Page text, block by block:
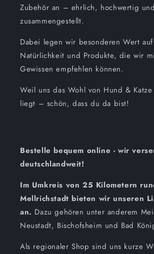
Zubehör an – ehrlich, hochwertig
zusammengestellt.
Dabei legen wir besonderen Wert
Natürlichkeit und Produkte, die wir
Gewissen empfehlen können.
Weil uns das Wohl von Hund &
liegt – schön, dass du da bist!
Bestelle bequem online - wir
deutschlandweit!
Im Umkreis von 25 Kilometern
Mellrichstadt bieten wir unseren
an. Dazu gehören unter anderem
Neustadt, Bischofsheim und Bad
Als regionaler Shop sind uns kurze